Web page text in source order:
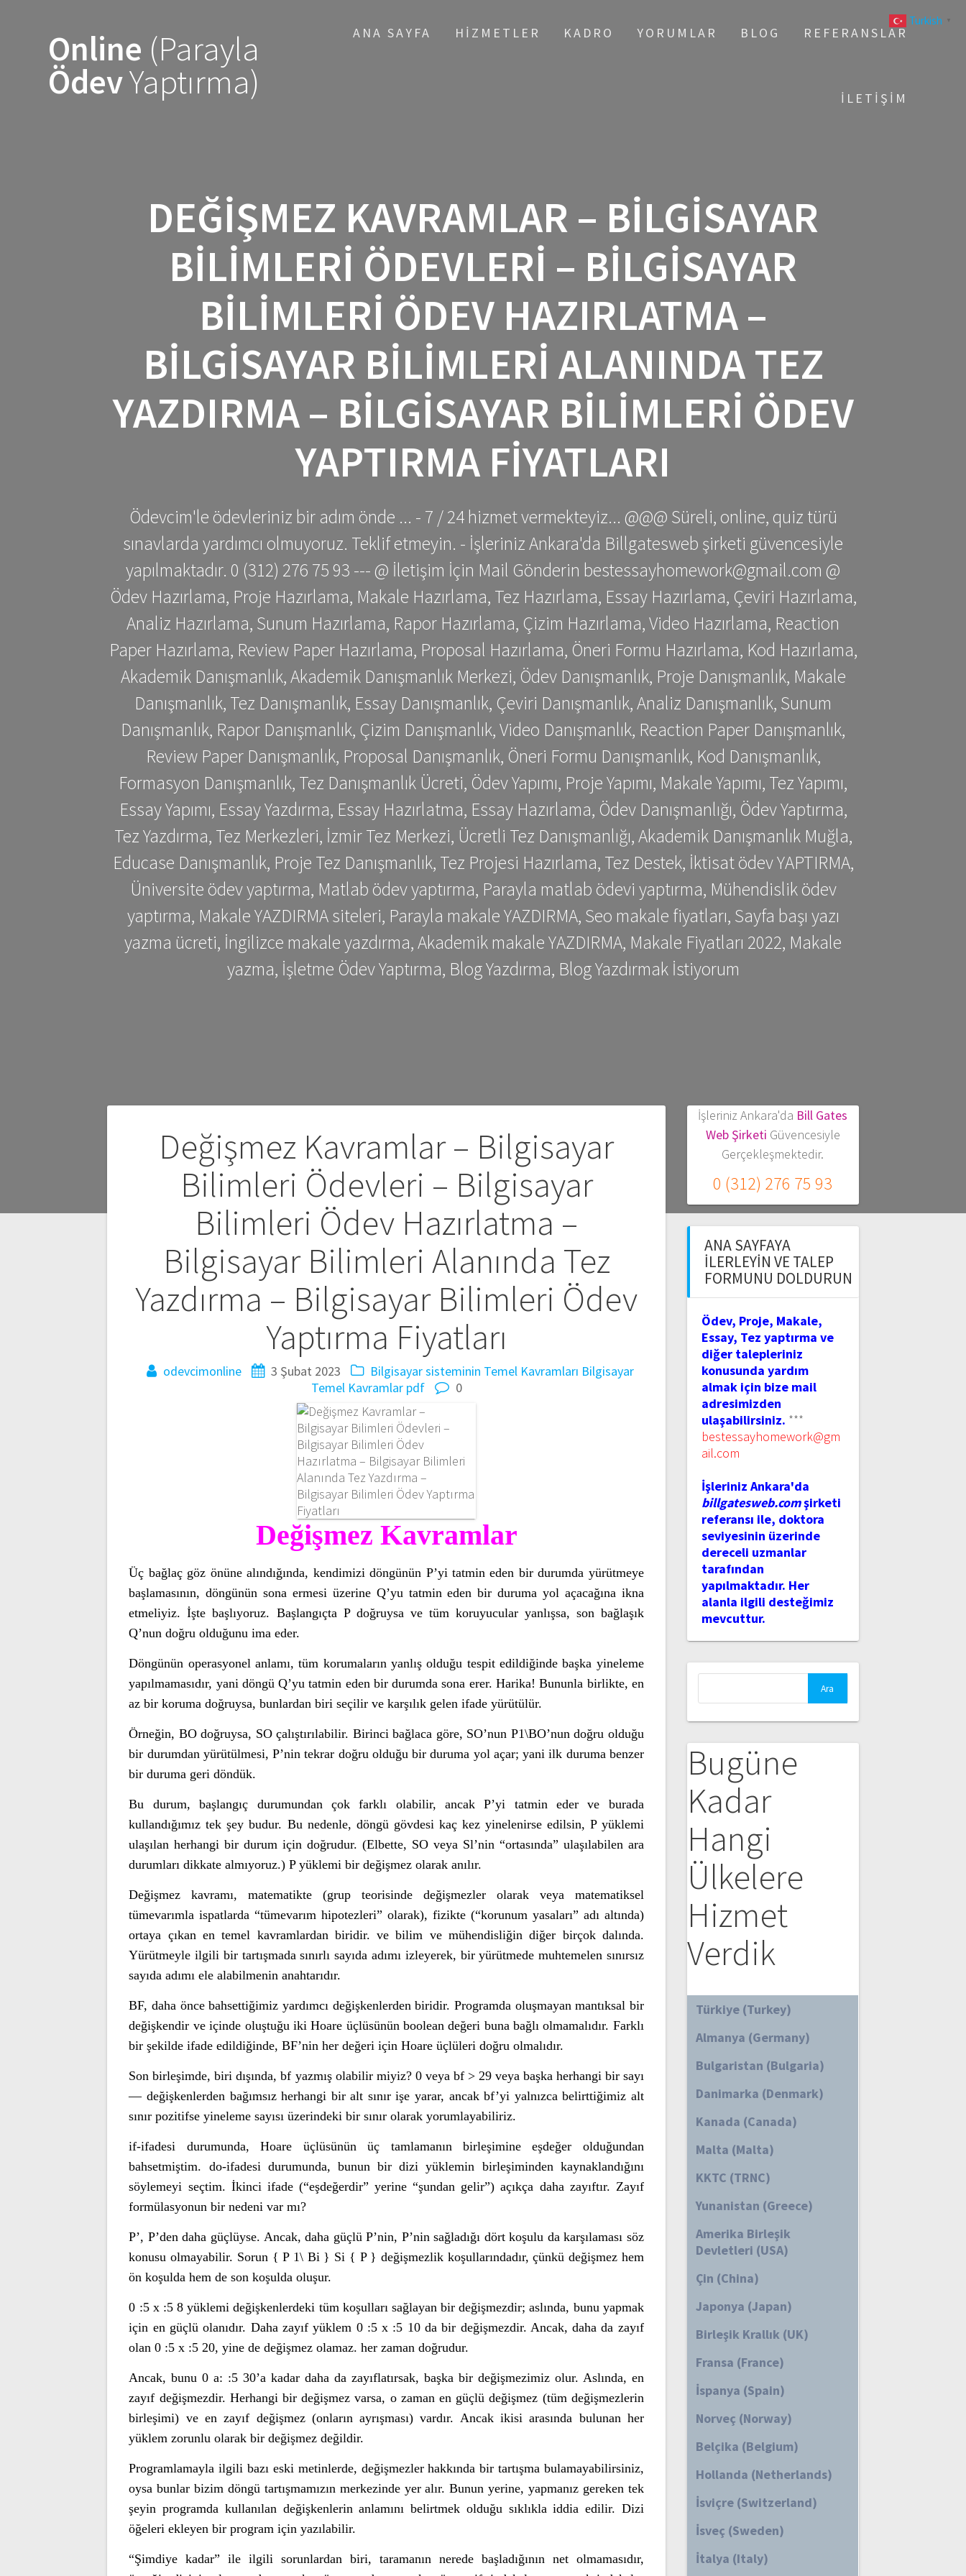
Online (Parayla
ÖdevYaptırma)
ANA SAYFA HIZMETLER KADRO YORUMLAR BLOG REFERANSLAR
İLETIŞIM
DEĞIŞMEZ KAVRAMLAR – BILGISAYAR
BILIMLERI ÖDEVLERI – BILGISAYAR
BILIMLERI ÖDEV HAZIRLATMA –
BILGISAYAR BILIMLERI ALANINDA TEZ
YAZDIRMA – BILGISAYAR BILIMLERI ÖDEV
YAPTIRMA FIYATLARI
Ödevcim'le ödevleriniz bir adım önde ... - 7 / 24 hizmet vermekteyiz... @@@ Süreli, online, quiz türü
sınavlarda yardımcı olmuyoruz. Teklif etmeyin. - İşleriniz Ankara'da Billgatesweb şirketi güvencesiyle
yapılmaktadır. 0 (312) 276 75 93 --- @ İletişim İçin Mail Gönderin bestessayhomework@gmail.com @
Ödev Hazırlama, Proje Hazırlama, Makale Hazırlama, Tez Hazırlama, Essay Hazırlama, Çeviri Hazırlama,
Analiz Hazırlama, Sunum Hazırlama, Rapor Hazırlama, Çizim Hazırlama, Video Hazırlama, Reaction
Paper Hazırlama, Review Paper Hazırlama, Proposal Hazırlama, Öneri Formu Hazırlama, Kod Hazırlama,
Akademik Danışmanlık, Akademik Danışmanlık Merkezi, Ödev Danışmanlık, Proje Danışmanlık, Makale
Danışmanlık, Tez Danışmanlık, Essay Danışmanlık, Çeviri Danışmanlık, Analiz Danışmanlık, Sunum
Danışmanlık, Rapor Danışmanlık, Çizim Danışmanlık, Video Danışmanlık, Reaction Paper Danışmanlık,
Review Paper Danışmanlık, Proposal Danışmanlık, Öneri Formu Danışmanlık, Kod Danışmanlık,
Formasyon Danışmanlık, Tez Danışmanlık Ücreti, Ödev Yapımı, Proje Yapımı, Makale Yapımı, Tez Yapımı,
Essay Yapımı, Essay Yazdırma, Essay Hazırlatma, Essay Hazırlama, Ödev Danışmanlığı, Ödev Yaptırma,
Tez Yazdırma, Tez Merkezleri, İzmir Tez Merkezi, Ücretli Tez Danışmanlığı, Akademik Danışmanlık Muğla,
Educase Danışmanlık, Proje Tez Danışmanlık, Tez Projesi Hazırlama, Tez Destek, İktisat ödev YAPTIRMA,
Üniversite ödev yaptırma, Matlab ödev yaptırma, Parayla matlab ödevi yaptırma, Mühendislik ödev
yaptırma, Makale YAZDIRMA siteleri, Parayla makale YAZDIRMA, Seo makale fiyatları, Sayfa başı yazı
yazma ücreti, İngilizce makale yazdırma, Akademik makale YAZDIRMA, Makale Fiyatları 2022, Makale
yazma, İşletme Ödev Yaptırma, Blog Yazdırma, Blog Yazdırmak İstiyorum
Değişmez Kavramlar – Bilgisayar
Bilimleri Ödevleri – Bilgisayar
Bilimleri Ödev Hazırlatma –
Bilgisayar Bilimleri Alanında Tez
Yazdırma – Bilgisayar Bilimleri Ödev
Yaptırma Fiyatları
odevcimonline 3 Şubat 2023 Bilgisayar sisteminin Temel Kavramları Bilgisayar
Temel Kavramlar pdf
0
Değişmez Kavramlar
Üç bağlaç göz önüne alındığında, kendimizi döngünün P’yi tatmin eden bir durumda yürütmeye
başlamasının, döngünün sona ermesi üzerine Q’yu tatmin eden bir duruma yol açacağına ikna
etmeliyiz. İşte başlıyoruz. Başlangıçta P doğruysa ve tüm koruyucular yanlışsa, son bağlaşık
Q’nun doğru olduğunu ima eder.
Döngünün operasyonel anlamı, tüm korumaların yanlış olduğu tespit edildiğinde başka yineleme
yapılmamasıdır, yani döngü Q’yu tatmin eden bir durumda sona erer. Harika! Bununla birlikte, en
az bir koruma doğruysa, bunlardan biri seçilir ve karşılık gelen ifade yürütülür.
Örneğin, BO doğruysa, SO çalıştırılabilir. Birinci bağlaca göre, SO’nun P1\BO’nun doğru olduğu
bir durumdan yürütülmesi, P’nin tekrar doğru olduğu bir duruma yol açar; yani ilk duruma benzer
bir duruma geri döndük.
Bu durum, başlangıç durumundan çok farklı olabilir, ancak P’yi tatmin eder ve burada
kullandığımız tek şey budur. Bu nedenle, döngü gövdesi kaç kez yinelenirse edilsin, P yüklemi
ulaşılan herhangi bir durum için doğrudur. (Elbette, SO veya Sl’nin “ortasında” ulaşılabilen ara
durumları dikkate almıyoruz.) P yüklemi bir değişmez olarak anılır.
Değişmez kavramı, matematikte (grup teorisinde değişmezler olarak veya matematiksel
tümevarımla ispatlarda “tümevarım hipotezleri” olarak), fizikte (“korunum yasaları” adı altında)
ortaya çıkan en temel kavramlardan biridir. ve bilim ve mühendisliğin diğer birçok dalında.
Yürütmeyle ilgili bir tartışmada sınırlı sayıda adımı izleyerek, bir yürütmede muhtemelen sınırsız
sayıda adımı ele alabilmenin anahtarıdır.
BF, daha önce bahsettiğimiz yardımcı değişkenlerden biridir. Programda oluşmayan mantıksal bir
değişkendir ve içinde oluştuğu iki Hoare üçlüsünün boolean değeri buna bağlı olmamalıdır. Farklı
bir şekilde ifade edildiğinde, BF’nin her değeri için Hoare üçlüleri doğru olmalıdır.
Son birleşimde, biri dışında, bf yazmış olabilir miyiz? 0 veya bf > 29 veya başka herhangi bir sayı
— değişkenlerden bağımsız herhangi bir alt sınır işe yarar, ancak bf’yi yalnızca belirttiğimiz alt
sınır pozitifse yineleme sayısı üzerindeki bir sınır olarak yorumlayabiliriz.
if-ifadesi durumunda, Hoare üçlüsünün üç tamlamanın birleşimine eşdeğer olduğundan
bahsetmiştim. do-ifadesi durumunda, bunun bir dizi yüklemin birleşiminden kaynaklandığını
söylemeyi seçtim. İkinci ifade (“eşdeğerdir” yerine “şundan gelir”) açıkça daha zayıftır. Zayıf
formülasyonun bir nedeni var mı?
P’, P’den daha güçlüyse. Ancak, daha güçlü P’nin, P’nin sağladığı dört koşulu da karşılaması söz
konusu olmayabilir. Sorun { P 1\ Bi } Si { P } değişmezlik koşullarındadır, çünkü değişmez hem
ön koşulda hem de son koşulda oluşur.
0 :5 x :5 8 yüklemi değişkenlerdeki tüm koşulları sağlayan bir değişmezdir; aslında, bunu yapmak
için en güçlü olanıdır. Daha zayıf yüklem 0 :5 x :5 10 da bir değişmezdir. Ancak, daha da zayıf
olan 0 :5 x :5 20, yine de değişmez olamaz. her zaman doğrudur.
Ancak, bunu 0 a: :5 30’a kadar daha da zayıflatırsak, başka bir değişmezimiz olur. Aslında, en
zayıf değişmezdir. Herhangi bir değişmez varsa, o zaman en güçlü değişmez (tüm değişmezlerin
birleşimi) ve en zayıf değişmez (onların ayrışması) vardır. Ancak ikisi arasında bulunan her
yüklem zorunlu olarak bir değişmez değildir.
Programlamayla ilgili bazı eski metinlerde, değişmezler hakkında bir tartışma bulamayabilirsiniz,
oysa bunlar bizim döngü tartışmamızın merkezinde yer alır. Bunun yerine, yapmanız gereken tek
şeyin programda kullanılan değişkenlerin anlamını belirtmek olduğu sıklıkla iddia edilir. Dizi
öğeleri ekleyen bir program için yazılabilir.
“Şimdiye kadar” ile ilgili sorunlardan biri, taramanın nerede başladığının net olmamasıdır,
gezinmesi
İşleriniz Ankara'da Bill Gates
Web Şirketi Güvencesiyle
Gerçekleşmektedir.
0 (312) 276 75 93
ANA SAYFAYA
İLERLEYIN VE TALEP
FORMUNU DOLDURUN
Ödev, Proje, Makale,
Essay, Tez yaptırma ve
diğer talepleriniz
konusunda yardım
almak için bize mail
adresimizden
ulaşabilirsiniz. ***
bestessayhomework@gm
ail.com
İşleriniz Ankara'da
billgatesweb.comşirketi
referansı ile, doktora
seviyesinin üzerinde
dereceli uzmanlar
tarafından
yapılmaktadır. Her
alanla ilgili desteğimiz
mevcuttur.
Bugüne
Kadar
Hangi
Ülkelere
Hizmet
Verdik
Türkiye (Turkey)
Almanya (Germany)
Bulgaristan (Bulgaria)
Danimarka (Denmark)
Kanada (Canada)
Malta (Malta)
KKTC (TRNC)
Yunanistan (Greece)
Amerika Birleşik
Devletleri (USA)
Çin (China)
Japonya (Japan)
Birleşik Krallık (UK)
Fransa (France)
İspanya (Spain)
Norveç (Norway)
Belçika (Belgium)
Hollanda (Netherlands)
İsviçre (Switzerland)
İsveç (Sweden)
İtalya (Italy)
Turkish ▼